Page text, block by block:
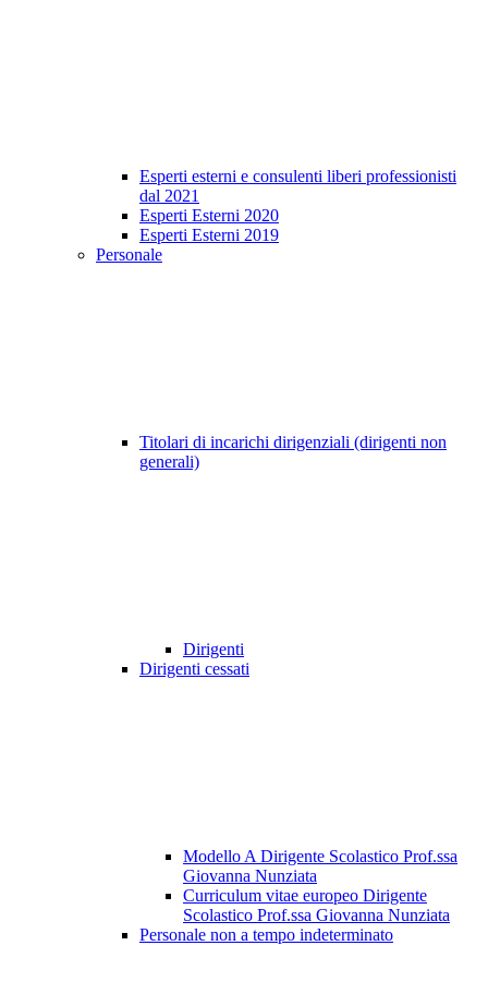
Esperti esterni e consulenti liberi professionisti
dal 2021
Esperti Esterni 2020
Esperti Esterni 2019
Personale
Titolari di incarichi dirigenziali (dirigenti non
generali)
Dirigenti
Dirigenti cessati
Modello A Dirigente Scolastico Prof.ssa
Giovanna Nunziata
Curriculum vitae europeo Dirigente
Scolastico Prof.ssa Giovanna Nunziata
Personale non a tempo indeterminato